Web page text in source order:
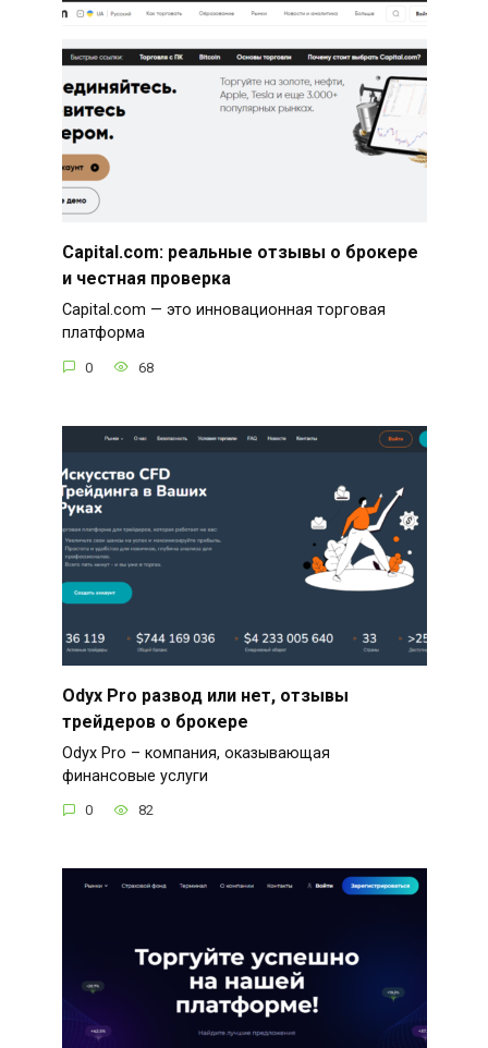
Capital.com: реальные отзывы о брокере
и честная проверка
Capital.com — это инновационная торговая
платформа
0 68
Odyx Pro развод или нет, отзывы
трейдеров о брокере
Odyx Pro – компания, оказывающая
финансовые услуги
0 82